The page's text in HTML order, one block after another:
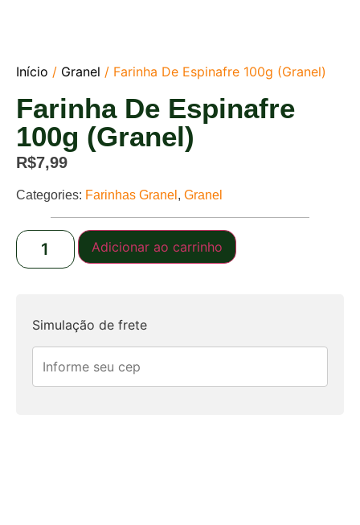
Início / Granel / Farinha De Espinafre 100g (Granel)
Farinha De Espinafre
100g (Granel)
R$7,99
Categories: Farinhas Granel , Granel
Adicionar ao carrinho
Simulação de frete